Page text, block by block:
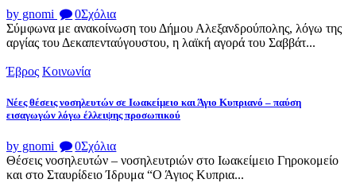
by gnomi 0Σχόλια
Σύμφωνα με ανακοίνωση του Δήμου Αλεξανδρούπολης, λόγω της
αργίας του Δεκαπενταύγουστου, η λαϊκή αγορά του Σαββάτ...
Έβρος Κοινωνία
Νέες θέσεις νοσηλευτών σε Ιωακείμειο και Άγιο Κυπριανό – παύση
εισαγωγών λόγω έλλειψης προσωπικού
by gnomi 0Σχόλια
Θέσεις νοσηλευτών – νοσηλευτριών στο Ιωακείμειο Γηροκομείο
και στο Σταυρίδειο Ίδρυμα “Ο Άγιος Κυπρια...